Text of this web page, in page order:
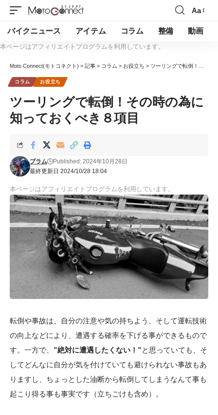
Aa
バイクニュース アイテム コラム 整備 動画
本ページはアフィリエイトプログラムを利用しています。
Moto Connect(モトコネクト) > 記事 > コラム > お役立ち > ツーリングで転倒！その時の為に知っておくべき８項目
コラム お役立ち
ツーリングで転倒！その時の為に
知っておくべき８項目
最終更新日 2024/10/28 18:04
プラム Published: 2024年10月28日
本ページはアフィリエイトプログラムを利用しています。
転倒や事故は、自分の注意や気の持ちよう、そして運転技術
の向上などにより、遭遇する確率を下げる事ができるもので
す。一方で、 ”絶対に遭遇したくない！”と思っていても、そ
してどんなに自分が気を付けていても避けられない事故もあ
りますし、ちょっとした油断から転倒してしまうなんて事も
起こり得る事も事実です（立ちごけも含め）。